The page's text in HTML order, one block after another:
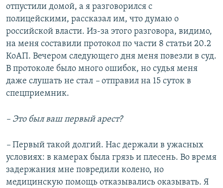
отпустили домой, а я разговорился с
полицейскими, рассказал им, что думаю о
российской власти. Из-за этого разговора, видимо,
на меня составили протокол по части 8 статьи 20.2
КоАП. Вечером следующего дня меня повезли в суд.
В протоколе было много ошибок, но судья меня
даже слушать не стал – отправил на 15 суток в
спецприемник.
– Это был ваш первый арест?
– Первый такой долгий. Нас держали в ужасных
условиях: в камерах была грязь и плесень. Во время
задержания мне повредили колено, но
медицинскую помощь отказывались оказывать. Я